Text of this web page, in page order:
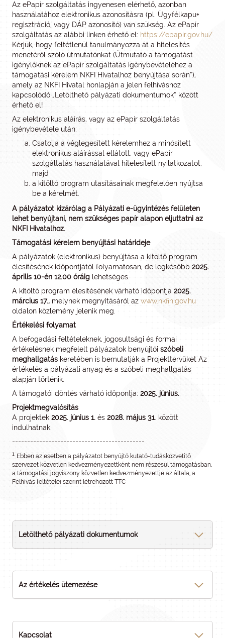
Az ePapír szolgáltatás ingyenesen elérhető, azonban
használatához elektronikus azonosításra (pl. Ügyfélkapu+
regisztráció, vagy DÁP azonosító) van szükség. Az ePapír
szolgáltatás az alábbi linken érhető el: https://epapir.gov.hu/
Kérjük, hogy feltétlenül tanulmányozza át a hitelesítés
menetéről szóló útmutatónkat (Útmutató a támogatást
igénylőknek az ePapír szolgáltatás igénybevételéhez a
támogatási kérelem NKFI Hivatalhoz benyújtása során”),
amely az NKFI Hivatal honlapján a jelen felhíváshoz
kapcsolódó „Letölthető pályázati dokumentumok” között
érhető el!
Az elektronikus aláírás, vagy az ePapír szolgáltatás
igénybevétele után:
Csatolja a véglegesített kérelemhez a minősített
elektronikus aláírással ellátott, vagy ePapír
szolgáltatás használatával hitelesített nyilatkozatot,
majd
a kitöltő program utasításainak megfelelően nyújtsa
be a kérelmét.
A pályázatot kizárólag a Pályázati e-ügyintézés felületen
lehet benyújtani, nem szükséges papír alapon eljuttatni az
NKFI Hivatalhoz.
Támogatási kérelem benyújtási határideje
A pályázatok (elektronikus) benyújtása a kitöltő program
élesítésének időpontjától folyamatosan, de legkésőbb 2025.
április 10-én 12.00 óráig lehetséges.
A kitöltő program élesítésének várható időpontja 2025.
március 17., melynek megnyitásáról az www.nkfih.gov.hu
oldalon közlemény jelenik meg.
Értékelési folyamat
A befogadási feltételeknek, jogosultsági és formai
értékelésnek megfelelt pályázatok benyújtói szóbeli
meghallgatás keretében is bemutatják a Projekttervüket Az
értékelés a pályázati anyag és a szóbeli meghallgatás
alapján történik.
A támogatói döntés várható időpontja: 2025. június.
Projektmegvalósítás
A projektek 2025. június 1. és 2028. május 31. között
indulhatnak.
--------------------------------------------
1 Ebben az esetben a pályázatot benyújtó kutató-tudásközvetítő
szervezet közvetlen kedvezményezettként nem részesül támogatásban,
a támogatási jogviszony közvetlen kedvezményezettje az általa, a
Felhívás feltételei szerint létrehozott TTC
Letölthető pályázati dokumentumok
Az értékelés ütemezése
Kapcsolat